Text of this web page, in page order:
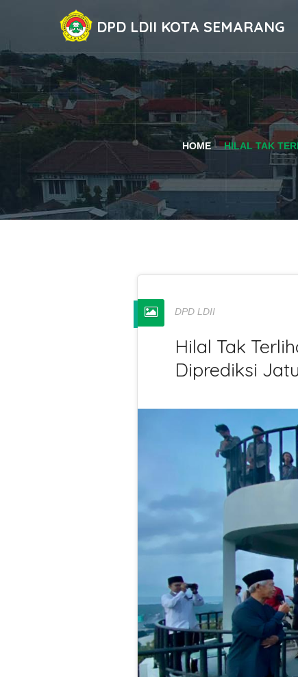
DPD LDII KOTA SEMARANG
HOME HILAL TAK
DPD LDII
Hilal Tak
Diprediksi